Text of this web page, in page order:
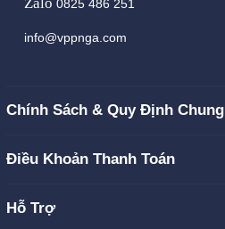
0825 486 251
info@vppnga.com
Chính Sách & Quy Định Chung
Điều Khoản Thanh Toán
Hỗ Trợ